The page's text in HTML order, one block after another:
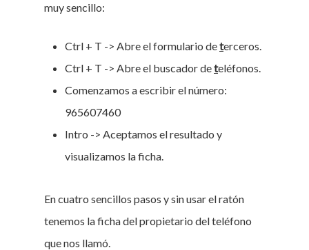
muy sencillo:
Ctrl + T -> Abre el formulario deterceros.
Ctrl + T -> Abre el buscador deteléfonos.
Comenzamos a escribir el número:
965607460
Intro -> Aceptamos el resultado y
visualizamos la ficha.
En cuatro sencillos pasos y sin usar el ratón
tenemos la ficha del propietario del teléfono
que nos llamó.